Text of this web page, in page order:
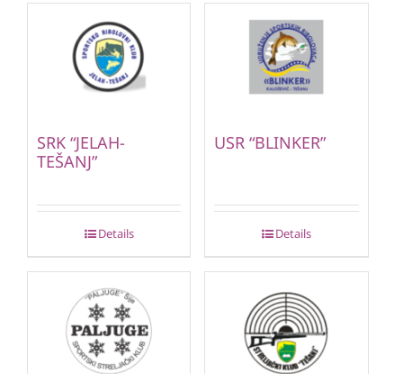
SRK “JELAH-
TEŠANJ”
Details
USR “BLINKER”
Details